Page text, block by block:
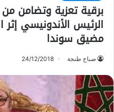
برقية تعزية وتضامن
الرئيس الأندونيسي
مضيق سوندا
صباح طنجة 24/12/2018